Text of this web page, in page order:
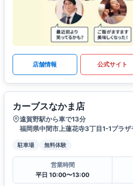
店舗情報 公式サイト
カーブスなかま店
遠賀野駅から車で13分
福岡県中間市上蓮花寺3丁目1-1プラザ
駐車場 無料体験
営業時間
平日 10:00〜13:00